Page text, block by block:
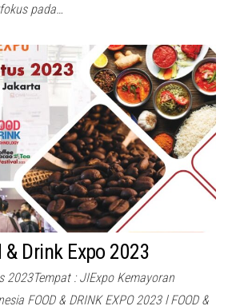
pada…
Drink Expo 2023
2023Tempat : JIExpo Kemayoran
FOOD & DRINK EXPO 2023 l FOOD &